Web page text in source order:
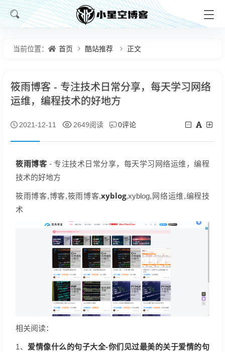
当前位置： 首页 酷站推荐 正文
筱雨博客 - 专注技术日常分享，每天学习网络
运维，编程技术的好地方
2021-12-11 2649阅读 0评论
筱雨博客 - 专注技术日常分享，每天学习网络运维，编程
技术的好地方
筱雨博客,博客,筱雨博客,xyblog,xyblog,网络运维,编程技
术
相关阅读：
1、 爱情像什么的句子大全-你们见过最美的关于爱情的句